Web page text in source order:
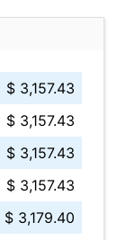
$ 3,157.43
$ 3,157.43
$ 3,157.43
$ 3,157.43
$ 3,179.40